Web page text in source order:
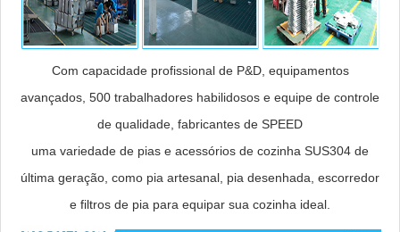
Com capacidade profissional de P&D, equipamentos
avançados, 500 trabalhadores habilidosos e equipe de controle
de qualidade, fabricantes de SPEED
uma variedade de pias e acessórios de cozinha SUS304 de
última geração, como pia artesanal, pia desenhada, escorredor
e filtros de pia para equipar sua cozinha ideal.